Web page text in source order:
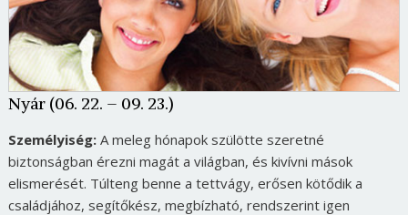
Nyár (06. 22. – 09. 23.)
Személyiség:A meleg hónapok szülötte szeretné
biztonságban érezni magát a világban, és kivívni mások
elismerését. Túlteng benne a tettvágy, erősen kötődik a
családjához, segítőkész, megbízható, rendszerint igen